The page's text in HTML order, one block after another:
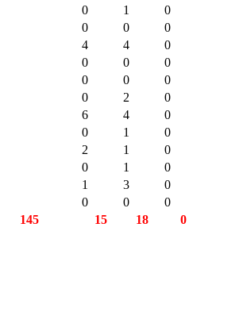
0 1
0
0 0
0
4 4
0
0 0
0
0 0
0
0 2
0
6 4
0
0 1
0
2 1
0
0 1
0
1 3
0
0 0
0
145 15 18 0